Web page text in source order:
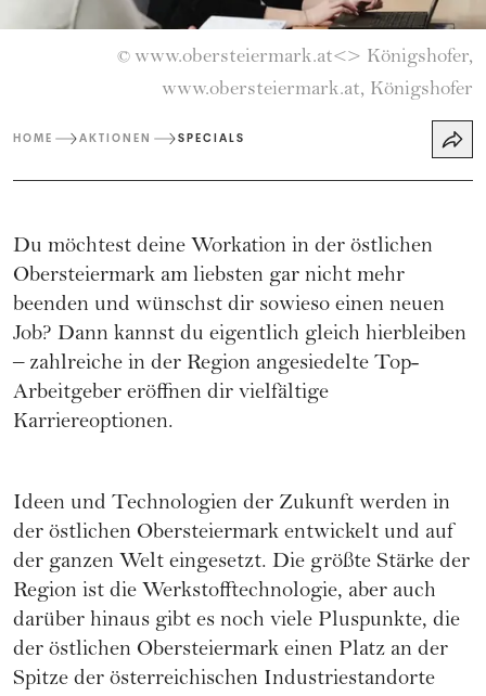
© www.obersteiermark.at<> Königshofer,
www.obersteiermark.at, Königshofer
HOME AKTIONEN SPECIALS
Du möchtest deine Workation in der östlichen
Obersteiermark am liebsten gar nicht mehr
beenden und wünschst dir sowieso einen neuen
Job? Dann kannst du eigentlich gleich hierbleiben
– zahlreiche in der Region angesiedelte Top-
Arbeitgeber eröffnen dir vielfältige
Karriereoptionen.
Ideen und Technologien der Zukunft werden in
der östlichen Obersteiermark entwickelt und auf
der ganzen Welt eingesetzt. Die größte Stärke der
Region ist die Werkstofftechnologie, aber auch
darüber hinaus gibt es noch viele Pluspunkte, die
der östlichen Obersteiermark einen Platz an der
Spitze der österreichischen Industriestandorte